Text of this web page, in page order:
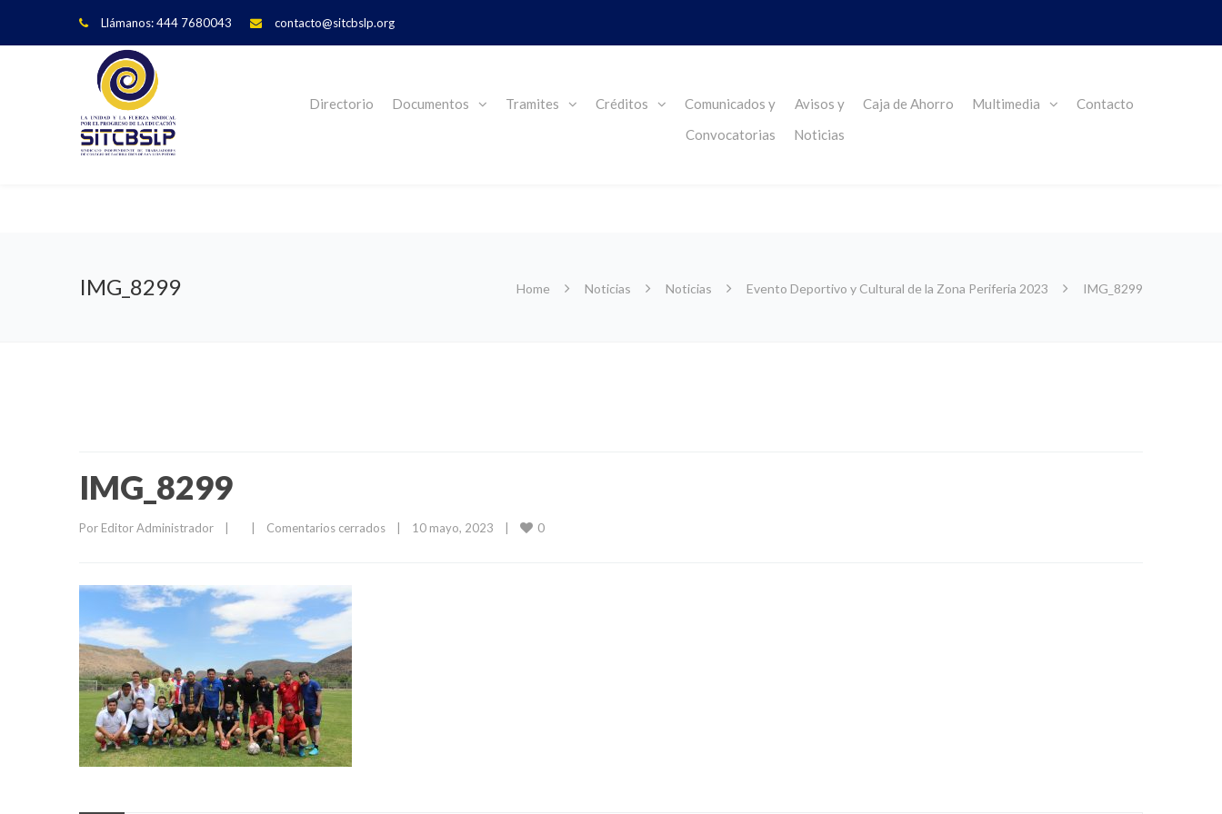
Llámanos: 444 7680043 contacto@sitcbslp.org
Directorio Documentos Tramites Créditos
Comunicados y
Convocatorias
Avisos y
Noticias
Caja de Ahorro Multimedia Contacto
IMG_8299 Home Noticias Noticias Evento Deportivo y Cultural de la Zona Periferia 2023 IMG_8299
IMG_8299
Por Editor Administrador Comentarios cerrados 10 mayo, 2023 0